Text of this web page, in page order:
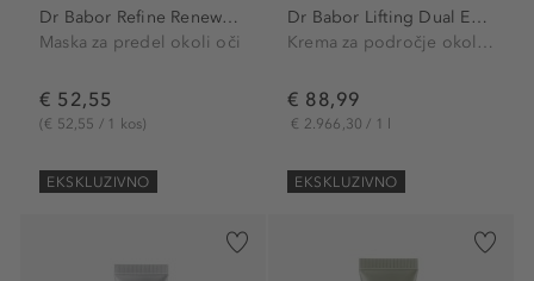
Dr Babor Refine Renewal Eye...
Maska za predel okoli oči
€ 52,55
(€ 52,55 / 1 kos)
EKSKLUZIVNO
Dr Babor Lifting Dual Eye...
Krema za področje okoli oči
€ 88,99
€ 2.966,30 / 1 l
EKSKLUZIVNO